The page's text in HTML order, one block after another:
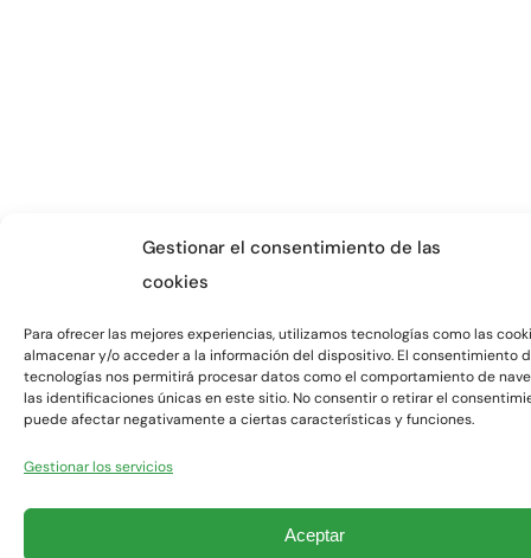
Gestionar el consentimiento de las
cookies
Para ofrecer las mejores experiencias, utilizamos tecnologías como las
almacenar y/o acceder a la información del dispositivo. El consentimiento
tecnologías nos permitirá procesar datos como el comportamiento de
las identificaciones únicas en este sitio. No consentir o retirar el
puede afectar negativamente a ciertas características y funciones.
Gestionar los servicios
Aceptar